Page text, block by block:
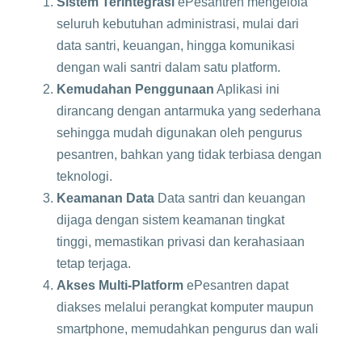
seluruh kebutuhan administrasi, mulai dari
data santri, keuangan, hingga komunikasi
dengan wali santri dalam satu platform.
Kemudahan Penggunaan Aplikasi ini
dirancang dengan antarmuka yang sederhana
sehingga mudah digunakan oleh pengurus
pesantren, bahkan yang tidak terbiasa dengan
teknologi.
Keamanan Data Data santri dan keuangan
dijaga dengan sistem keamanan tingkat
tinggi, memastikan privasi dan kerahasiaan
tetap terjaga.
Akses Multi-Platform ePesantren dapat
diakses melalui perangkat komputer maupun
smartphone, memudahkan pengurus dan wali